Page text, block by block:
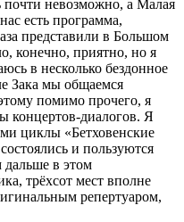
почти невозможно, а Малая
есть программа,
представили в Большом
конечно, приятно, но я
в несколько бездонное
Зака мы общаемся
помимо прочего, я
концертов-диалогов. Я
циклы «Бетховенские
и пользуются
в этом
трёхсот мест вполне
репертуаром,